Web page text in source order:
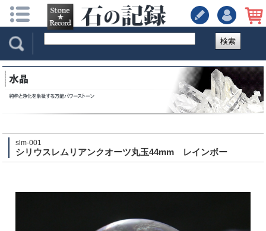
検索
slm-001
シリウスレムリアンクオーツ丸玉44mm レインボー